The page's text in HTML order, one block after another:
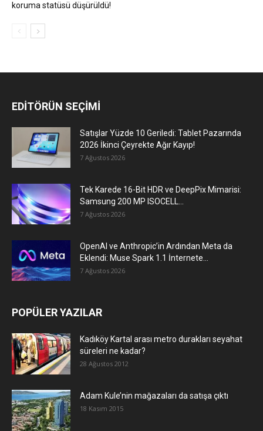
koruma statüsü düşürüldü!
EDİTÖRÜN SEÇİMİ
Satışlar Yüzde 10 Geriledi: Tablet Pazarında
2026 İkinci Çeyrekte Ağır Kayıp!
7 Ağustos 2026
Tek Karede 16-Bit HDR ve DeepPix Mimarisi:
Samsung 200 MP ISOCELL...
7 Ağustos 2026
OpenAI ve Anthropic’in Ardından Meta da
Eklendi: Muse Spark 1.1 İnternete...
7 Ağustos 2026
POPÜLER YAZILAR
Kadıköy Kartal arası metro durakları seyahat
süreleri ne kadar?
28 Ağustos 2012
Adam Kule’nin mağazaları da satışa çıktı
18 Kasım 2015